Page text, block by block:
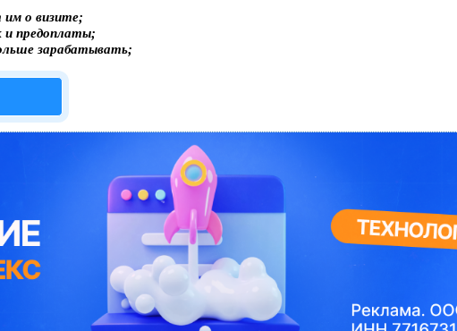
им о визите;
и предоплаты;
зарабатывать;